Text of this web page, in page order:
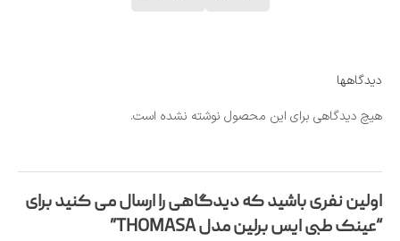
دیدگاهها
هیچ دیدگاهی برای این محصول نوشته نشده است.
اولین نفری باشید که دیدگاهی را ارسال می کنید برای
“عینک طبی ایس برلین مدل THOMASA”